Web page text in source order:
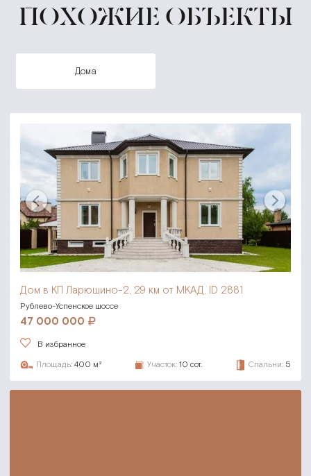
ПОХОЖИЕ ОБЪЕКТЫ
дома
Дом в КП Ларюшино-2, 29 км от МКАД, ID 2881
Рублево-Успенское шоссе
47 000 000
В избранное
Площадь: 400 м² Участок: 10 сот. Спальни: 5